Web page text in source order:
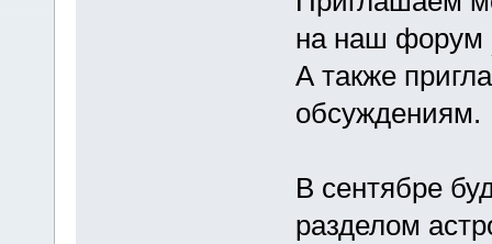
на наш форум
А также
обсуждениям.
В сентябре
разделом